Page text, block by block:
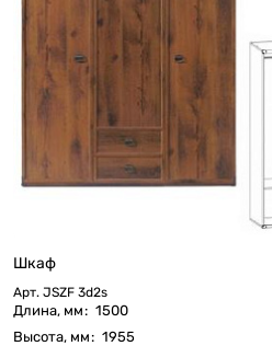
Шкаф
Арт. JSZF 3d2s
Длина, мм: 1500
Высота, мм: 1955